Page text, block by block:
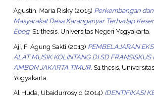
Agustin, Maria Risky(2015) Perkembangan
Masyarakat Desa Karanganyar Terhadap
Ebeg. S1 thesis, Universitas Negeri Yogyakarta.
Aji, F. Agung Sakti (2013) PEMBELAJARAN
ALAT MUSIK KOLINTANG DI SD FRANSISKUS
AMBON JAKARTA TIMUR. S1 thesis,
Yogyakarta.
Al Huda, Ubaidurrosyid (2014) IDENTIFIKASI